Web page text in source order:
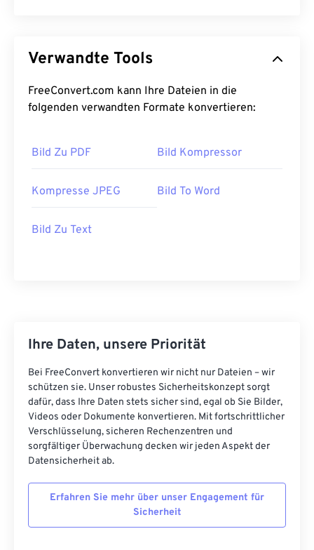
Verwandte Tools
FreeConvert.com kann Ihre Dateien in die
folgenden verwandten Formate konvertieren:
Bild Zu PDF Bild Kompressor
Kompresse JPEG Bild To Word
Bild Zu Text
Ihre Daten, unsere Priorität
Bei FreeConvert konvertieren wir nicht nur Dateien – wir
schützen sie. Unser robustes Sicherheitskonzept sorgt
dafür, dass Ihre Daten stets sicher sind, egal ob Sie Bilder,
Videos oder Dokumente konvertieren. Mit fortschrittlicher
Verschlüsselung, sicheren Rechenzentren und
sorgfältiger Überwachung decken wir jeden Aspekt der
Datensicherheit ab.
Erfahren Sie mehr über unser Engagement für
Sicherheit